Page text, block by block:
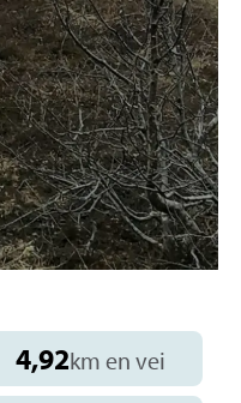
4,92km en vei